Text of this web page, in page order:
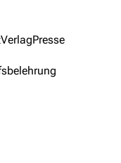
VerlagPresse